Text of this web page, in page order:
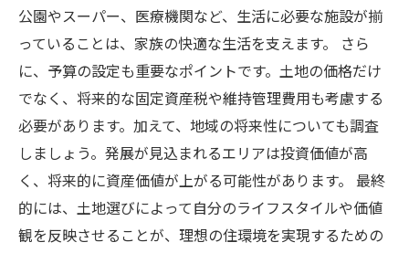
公園やスーパー、医療機関など、生活に必要な施設が揃
っていることは、家族の快適な生活を支えます。 さら
に、予算の設定も重要なポイントです。土地の価格だけ
でなく、将来的な固定資産税や維持管理費用も考慮する
必要があります。加えて、地域の将来性についても調査
しましょう。発展が見込まれるエリアは投資価値が高
く、将来的に資産価値が上がる可能性があります。 最終
的には、土地選びによって自分のライフスタイルや価値
観を反映させることが、理想の住環境を実現するための